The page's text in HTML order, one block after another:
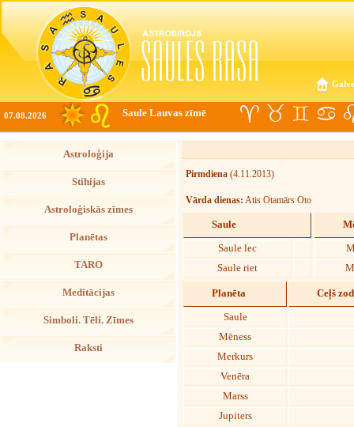
07.08.2026 Saule Lauvas zīmē
Astroloģija
Stihijas
Astroloģiskās zīmes
Planētas
TARO
Meditācijas
Simboli. Tēli. Zīmes
Raksti
Pirmdiena (4.11.2013)
Vārda dienas: Atis Otamārs Oto
Saule
Saule lec
Saule riet
Planēta Ceļš
Saule
Mēness
Merkurs
Venēra
Marss
Jupiters